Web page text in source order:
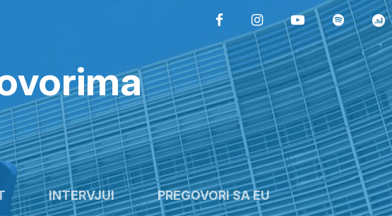
INTERVJUI PREGOVORI SA EU